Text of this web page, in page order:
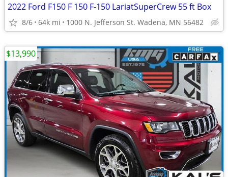
2022 Ford F150 F 150 F-150 LariatSuperCrew 55 ft Box
8/6 64k mi 1000 N. Jefferson St. Wadena, MN 56482
$13,990